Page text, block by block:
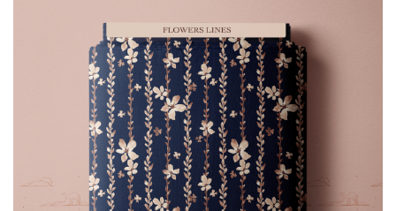
Remember me
Lost password?